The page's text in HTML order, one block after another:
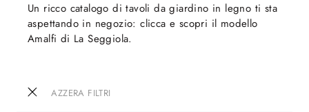
AZZERA FILTRI
Un ricco catalogo di tavoli da giardino in legno ti sta
aspettando in negozio: clicca e scopri il modello
Amalfi di La Seggiola.